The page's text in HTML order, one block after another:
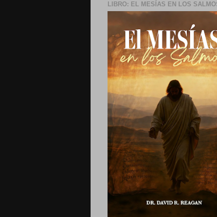
LIBRO: EL MESÍAS EN LOS